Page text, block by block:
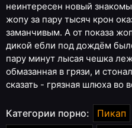
неинтересен новый
жопу за пару тысяч крон
заманчивым. А от показа
дикой ебли под дождём
пару минут лысая чешка
обмазанная в грязи, и
сказать - грязная шлюха во
Категории порно: Пикап